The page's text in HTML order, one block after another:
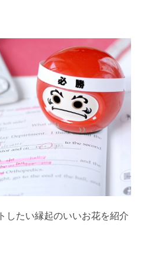
したい縁起のいいお花を紹介